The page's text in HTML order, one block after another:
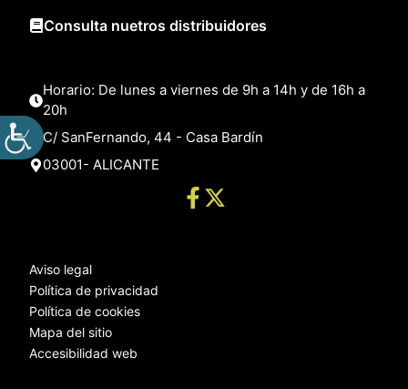
Consulta nuetros distribuidores
Horario: De lunes a viernes de 9h a 14h y de 16h a
20h
C/ SanFernando, 44 - Casa Bardín
03001- ALICANTE
Aviso legal
Política de privacidad
Política de cookies
Mapa del sitio
Accesibilidad web